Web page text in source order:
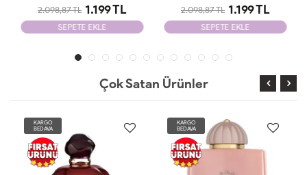
2.098,87 TL 1.199 TL
SEPETE EKLE
2.098,87 TL 1.199 TL
SEPETE EKLE
Çok Satan Ürünler
KARGO
BEDAVA
KARGO
BEDAVA
YENİ